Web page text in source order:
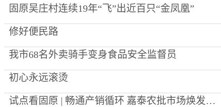
固原吴庄村连续19年“飞”出近百只“金凤凰”
修好便民路
我市68名外卖骑手变身食品安全监督员
初心永远滚烫
试点看固原 | 畅通产销循环 嘉泰农批市场焕发新生机